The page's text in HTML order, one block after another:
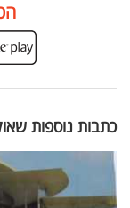
כתבות נוספות